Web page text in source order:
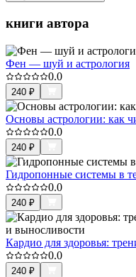
книги автора
Фен — шуй и астрология
0.0
240 ₽
Основы астрологии: как
0.0
240 ₽
Гидропонные системы в
0.0
240 ₽
Кардио для здоровья:
0.0
240 ₽